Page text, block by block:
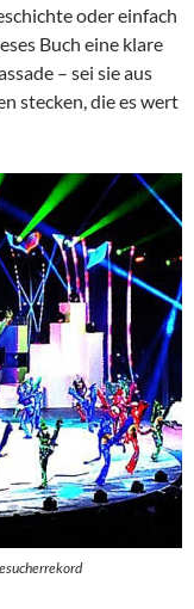
oder einfach
Buch eine klare
– sei sie aus
stecken, die es wert